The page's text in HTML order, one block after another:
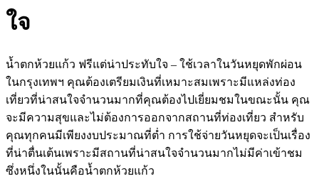
ใจ
น้ำตกห้วยแก้ว ฟรีแต่น่าประทับใจ – ใช้เวลาในวันหยุดพักผ่อน
ในกรุงเทพฯ คุณต้องเตรียมเงินที่เหมาะสมเพราะมีแหล่งท่อง
เที่ยวที่น่าสนใจจำนวนมากที่คุณต้องไปเยี่ยมชมในขณะนั้น คุณ
จะมีความสุขและไม่ต้องการออกจากสถานที่ท่องเที่ยว สำหรับ
คุณทุกคนมีเพียงงบประมาณที่ต่ำ การใช้จ่ายวันหยุดจะเป็นเรื่อง
ที่น่าตื่นเต้นเพราะมีสถานที่น่าสนใจจำนวนมากไม่มีค่าเข้าชม
ซึ่งหนึ่งในนั้นคือน้ำตกห้วยแก้ว